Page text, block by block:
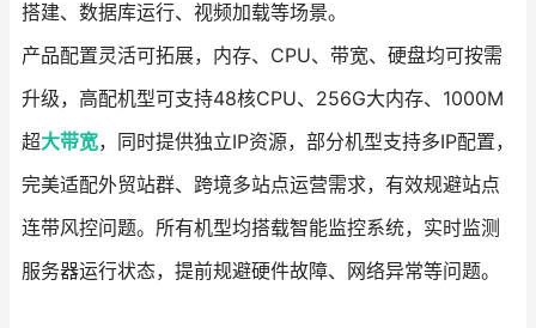
搭建、数据库运行、视频加载等场景。
产品配置灵活可拓展，内存、CPU、带宽、硬盘均可按需
升级，高配机型可支持48核CPU、256G大内存、1000M
超大带宽，同时提供独立IP资源，部分机型支持多IP配置，
完美适配外贸站群、跨境多站点运营需求，有效规避站点
连带风控问题。所有机型均搭载智能监控系统，实时监测
服务器运行状态，提前规避硬件故障、网络异常等问题。